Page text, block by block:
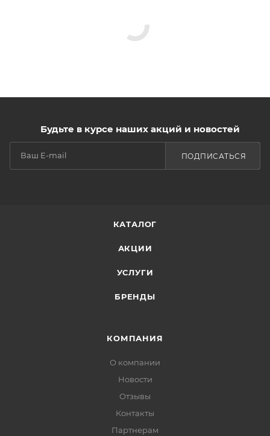
Будьте в курсе наших акций и новостей
ПОДПИСАТЬСЯ
КАТАЛОГ
АКЦИИ
УСЛУГИ
БРЕНДЫ
КОМПАНИЯ
О компании
Новости
Отзывы
Контакты
Партнерам